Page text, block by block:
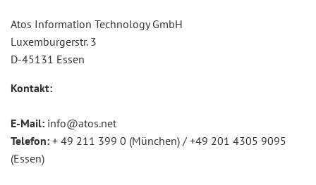
Atos Information Technology GmbH
Luxemburgerstr. 3
D-45131 Essen
Kontakt:
E-Mail: info@atos.net
Telefon: + 49 211 399 0 (München) / +49 201 4305 9095
(Essen)